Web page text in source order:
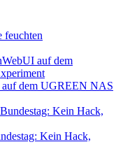
feuchten
auf dem
dem UGREEN NAS
Kein Hack,
Kein Hack,